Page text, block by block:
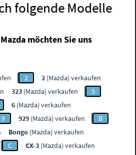
folgende Modelle
möchten Sie uns
2 2 (Mazda) verkaufen
323 (Mazda) verkaufen
5
6 (Mazda) verkaufen
9 929 (Mazda) verkaufen
B
Bongo (Mazda) verkaufen
C CX-3 (Mazda) verkaufen